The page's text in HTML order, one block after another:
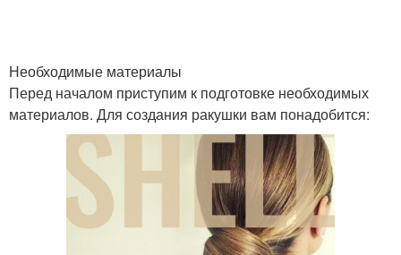
Необходимые материалы
Перед началом приступим к подготовке необходимых
материалов. Для создания ракушки вам понадобится: